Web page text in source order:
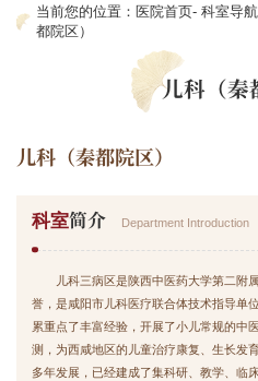
当前您的位置： 医院首页- 科室导航
都院区）
儿科（秦
儿科（秦都院区）
科室简介 Department Introduction
儿科三病区是陕西中医药大学第二附
誉，是咸阳市儿科医疗联合体技术指导单
累重点了丰富经验，开展了小儿常规的中
测，为西咸地区的儿童治疗康复、生长发
多年发展，已经建成了集科研、教学、临